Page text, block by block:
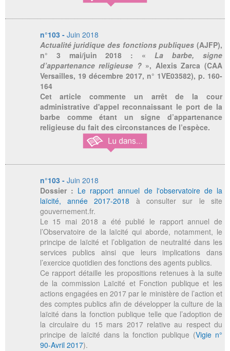
n°103 - Juin 2018
Actualité juridique des fonctions publiques (AJFP),
n° 3 mai/juin 2018 : «La barbe, signe
d’appartenance religieuse ? », Alexis Zarca (CAA
Versailles, 19 décembre 2017, n° 1VE03582), p. 160-
164
Cet article commente un arrêt de la cour
administrative d'appel reconnaissant le port de la
barbe comme étant un signe d’appartenance
religieuse du fait des circonstances de l’espèce.
n°103 - Juin 2018
Dossier : Le rapport annuel de l'observatoire de la
laïcité, année 2017-2018 à consulter sur le site
gouvernement.fr.
Le 15 mai 2018 a été publié le rapport annuel de
l’Observatoire de la laïcité qui aborde, notamment, le
principe de laïcité et l’obligation de neutralité dans les
services publics ainsi que leurs implications dans
l’exercice quotidien des fonctions des agents publics.
Ce rapport détaille les propositions retenues à la suite
de la commission Laïcité et Fonction publique et les
actions engagées en 2017 par le ministère de l’action et
des comptes publics afin de développer la culture de la
laïcité dans la fonction publique telle que l’adoption de
la circulaire du 15 mars 2017 relative au respect du
principe de laïcité dans la fonction publique (Vigie n°
90-Avril 2017).